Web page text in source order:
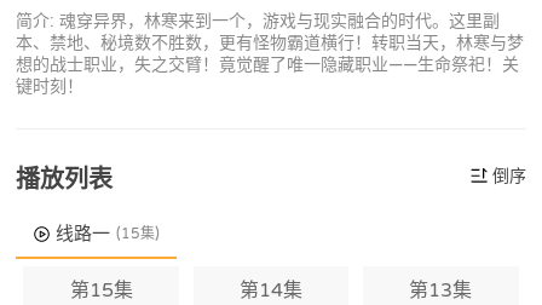
简介: 魂穿异界，林寒来到一个，游戏与现实融合的时代。这里副
本、禁地、秘境数不胜数，更有怪物霸道横行！转职当天，林寒与梦
想的战士职业，失之交臂！竟觉醒了唯一隐藏职业——生命祭祀！关
键时刻！
播放列表 倒序
线路一 (15集)
第15集 第14集 第13集